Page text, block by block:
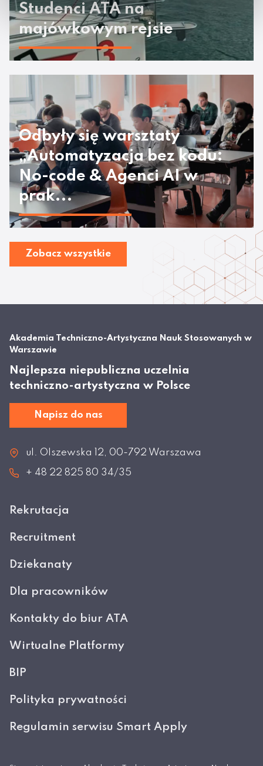
Studenci ATA na
majówkowym rejsie
Odbyły się warsztaty
„Automatyzacja bez kodu:
No-code & Agenci AI w
prak...
Zobacz wszystkie
Akademia Techniczno-Artystyczna Nauk Stosowanych w
Warszawie
Najlepsza niepubliczna uczelnia
techniczno-artystyczna w Polsce
Napisz do nas
ul. Olszewska 12, 00-792 Warszawa
+ 48 22 825 80 34/35
Rekrutacja
Recruitment
Dziekanaty
Dla pracowników
Kontakty do biur ATA
Wirtualne Platformy
BIP
Polityka prywatności
Regulamin serwisu Smart Apply